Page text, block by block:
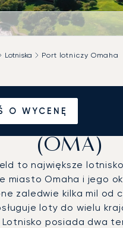
O WYCENĘ
Lotniska Port lotniczy Omaha
lotniczy
(OMA)
to największe
miasto Omaha i jego
zaledwie kilka mil od
loty do wielu
posiada dwa